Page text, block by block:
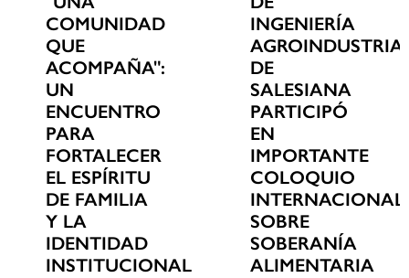
COMUNIDAD
QUE
ACOMPAÑA":
UN
ENCUENTRO
PARA
FORTALECER
EL ESPÍRITU
DE FAMILIA
Y LA
IDENTIDAD
INSTITUCIONAL
INGENIERÍA
DE
SALESIANA
PARTICIPÓ
EN
IMPORTANTE
COLOQUIO
INTERNACIONAL
SOBRE
SOBERANÍA
ALIMENTARIA